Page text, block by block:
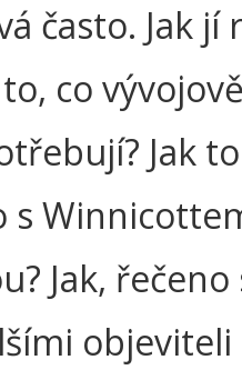
často. Jak jí
co
Jak
s
Jak, řečeno
objeviteli